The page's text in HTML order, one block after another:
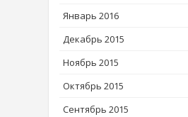
Январь 2016
Декабрь 2015
Ноябрь 2015
Октябрь 2015
Сентябрь 2015